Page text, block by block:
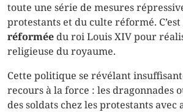
toute une série de mesures
protestants et du culte réformé. C’est
réformée du roi Louis XIV pour
religieuse du royaume.
Cette politique se révélant
recours à la force : les dragonnades
des soldats chez les protestants